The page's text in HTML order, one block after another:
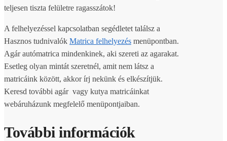
teljesen tiszta felületre ragasszátok!
A felhelyezéssel kapcsolatban segédletet találsz a
Hasznos tudnivalók Matrica felhelyezés menüpontban.
Agár autómatrica mindenkinek, aki szereti az agarakat.
Esetleg olyan mintát szeretnél, amit nem látsz a
matricáink között, akkor írj nekünk és elkészítjük.
Keresd további agár vagy kutya matricáinkat
webáruházunk megfelelő menüpontjaiban.
További információk